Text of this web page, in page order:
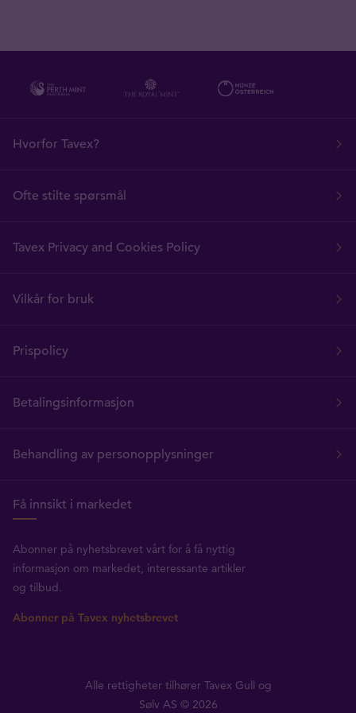
Hvorfor Tavex?
Ofte stilte spørsmål
Tavex Privacy and Cookies Policy
Vilkår for bruk
Prispolicy
Betalingsinformasjon
Behandling av personopplysninger
Få innsikt i markedet
Abonner på nyhetsbrevet vårt for å få nyttig
informasjon om markedet, interessante artikler
og tilbud.
Abonner på Tavex nyhetsbrevet
Alle rettigheter tilhører Tavex Gull og
Sølv AS © 2026